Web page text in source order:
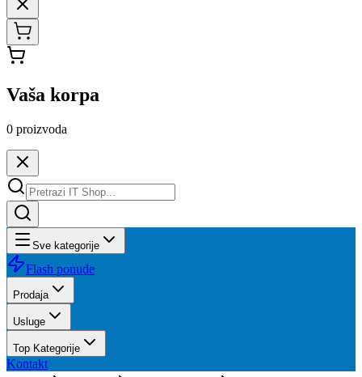
Vaša korpa
0 proizvoda
Sve kategorije
Flash ponude
Prodaja
Usluge
Top Kategorije
Kontakt